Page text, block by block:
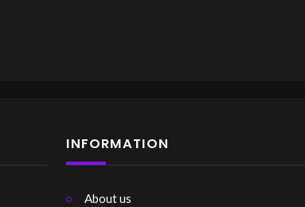
INFORMATION
About us